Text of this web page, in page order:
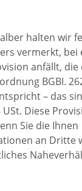
halten wir
vermerkt, bei
anfällt,
BGBI.
– das
USt. Diese
Sie die Ihnen
an Dritte